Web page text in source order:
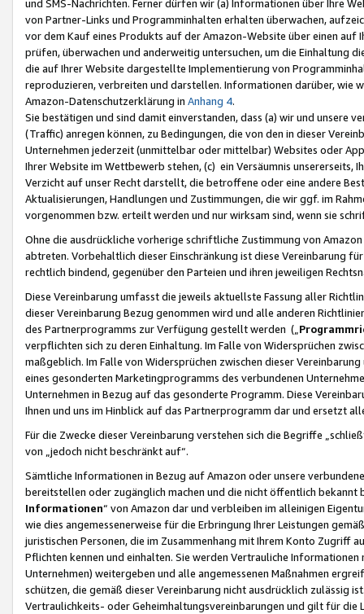
und SMS-Nachrichten. Ferner dürfen wir (a) Informationen über Ihre
von Partner-Links und Programminhalten erhalten überwachen,
vor dem Kauf eines Produkts auf der Amazon-Website über einen
prüfen, überwachen und anderweitig untersuchen, um die Einhaltung
die auf Ihrer Website dargestellte Implementierung von
reproduzieren, verbreiten und darstellen. Informationen darüber, wie
Amazon-Datenschutzerklärung in Anhang 4.
Sie bestätigen und sind damit einverstanden, dass (a) wir und
(Traffic) anregen können, zu Bedingungen, die von den in dieser
Unternehmen jederzeit (unmittelbar oder mittelbar) Websites oder
Ihrer Website im Wettbewerb stehen, (c) ein Versäumnis unsererseits,
Verzicht auf unser Recht darstellt, die betroffene oder eine andere
Aktualisierungen, Handlungen und Zustimmungen, die wir ggf. im
vorgenommen bzw. erteilt werden und nur wirksam sind, wenn sie
Ohne die ausdrückliche vorherige schriftliche Zustimmung von
abtreten. Vorbehaltlich dieser Einschränkung ist diese Vereinbarung
rechtlich bindend, gegenüber den Parteien und ihren jeweiligen
Diese Vereinbarung umfasst die jeweils aktuellste Fassung aller
dieser Vereinbarung Bezug genommen wird und alle anderen
des Partnerprogramms zur Verfügung gestellt werden („
verpflichten sich zu deren Einhaltung. Im Falle von Widersprüchen
maßgeblich. Im Falle von Widersprüchen zwischen dieser
eines gesonderten Marketingprogramms des verbundenen
Unternehmen in Bezug auf das gesonderte Programm. Diese
Ihnen und uns im Hinblick auf das Partnerprogramm dar und ersetzt
Für die Zwecke dieser Vereinbarung verstehen sich die Begriffe
von „jedoch nicht beschränkt auf“.
Sämtliche Informationen in Bezug auf Amazon oder unsere
bereitstellen oder zugänglich machen und die nicht öffentlich
Informationen“ von Amazon dar und verbleiben im alleinigen
wie dies angemessenerweise für die Erbringung Ihrer Leistungen
juristischen Personen, die im Zusammenhang mit Ihrem Konto
Pflichten kennen und einhalten. Sie werden Vertrauliche
Unternehmen) weitergeben und alle angemessenen Maßnahmen
schützen, die gemäß dieser Vereinbarung nicht ausdrücklich zulässig
Vertraulichkeits- oder Geheimhaltungsvereinbarungen und gilt für die